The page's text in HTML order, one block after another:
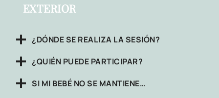
EXTERIOR
¿DÓNDE SE REALIZA LA SESIÓN?
¿QUIÉN PUEDE PARTICIPAR?
SI MI BEBÉ NO SE MANTIENE…